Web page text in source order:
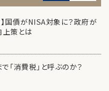
国債がNISA対象に？政府が
策とは
「消費税」と呼ぶのか？